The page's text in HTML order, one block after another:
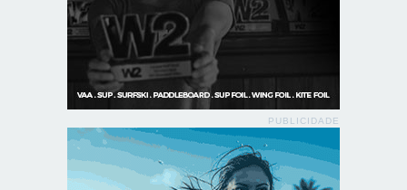
PUBLICIDADE